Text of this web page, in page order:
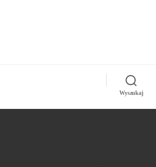
Wyszukaj